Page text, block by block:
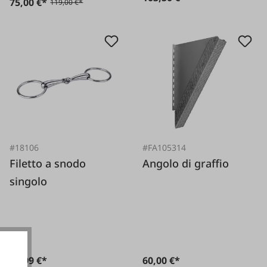
119,00 €*
#18106
Filetto a snodo
singolo
15,99 €*
#FA105314
Angolo di graffio
60,00 €*